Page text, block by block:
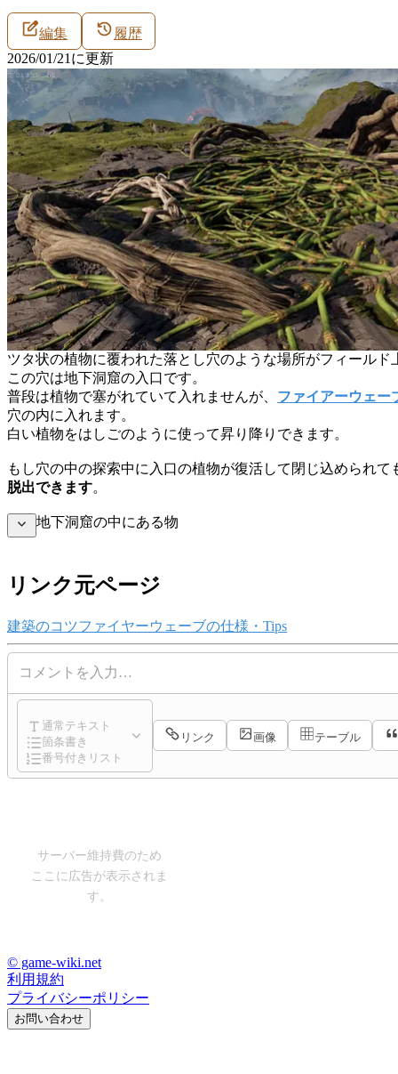
編集
履歴
2026/01/21 に更新
ツタ状の植物に覆われた落とし穴のような場所がフィールド
この穴は地下洞窟の入口です。
普段は植物で塞がれていて入れませんが、 ファイアーウェー
穴の内に入れます。
白い植物をはしごのように使って昇り降りできます。
もし穴の中の探索中に入口の植物が復活して閉じ込められて
脱出できます。
地下洞窟の中にある物
リンク元ページ
建築のコツファイヤーウェーブの仕様・Tips
コメントを入力…
通常テキスト
箇条書き
番号付きリスト
リンク 画像 テーブル
サーバー維持費のため
ここに広告が表示されま
す。
© game-wiki.net
利用規約
プライバシーポリシー
お問い合わせ